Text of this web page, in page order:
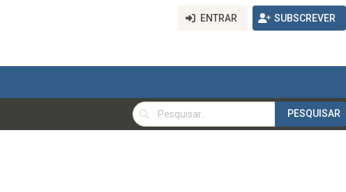
ENTRAR SUBSCREVER
PESQUISAR
PESQUISAR